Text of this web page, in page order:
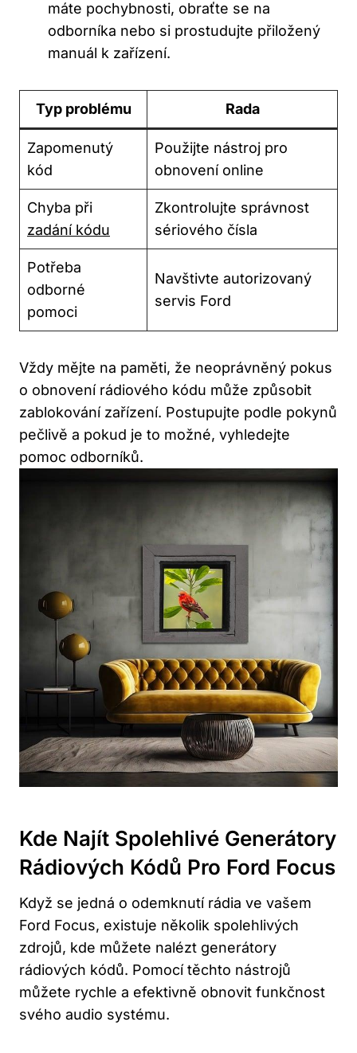
máte pochybnosti, obraťte se na
odborníka nebo si prostudujte přiložený
manuál k zařízení.
Typ problému Rada
Zapomenutý
kód
Použijte nástroj pro
obnovení online
Chyba při
zadání kódu
Zkontrolujte správnost
sériového čísla
Potřeba
‍odborné⁢
pomoci
Navštivte autorizovaný
servis ​Ford
Vždy mějte na paměti, že neoprávněný pokus
o ⁤obnovení rádiového kódu může způsobit ​
zablokování zařízení. Postupujte podle pokynů
pečlivě ⁣a pokud je to možné, vyhledejte
pomoc odborníků.
Kde⁣ Najít Spolehlivé Generátory
Rádiových Kódů Pro Ford Focus
Když se‌ jedná o ⁣odemknutí rádia ve vašem
Ford Focus, existuje několik spolehlivých
zdrojů, kde můžete nalézt generátory
rádiových kódů.⁤ Pomocí těchto nástrojů
můžete rychle a efektivně obnovit funkčnost
svého ⁢audio systému.